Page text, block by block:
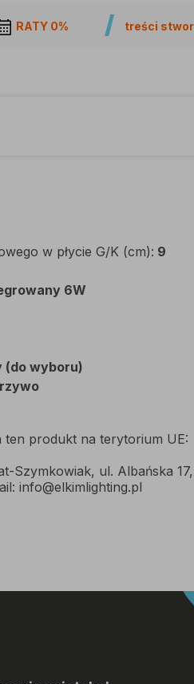
RATY 0% treści
w płycie G/K (cm): 9
6W
(do wyboru)
ten produkt na terytorium UE:
Szymkowiak, ul. Albańska
info@elkimlighting.pl